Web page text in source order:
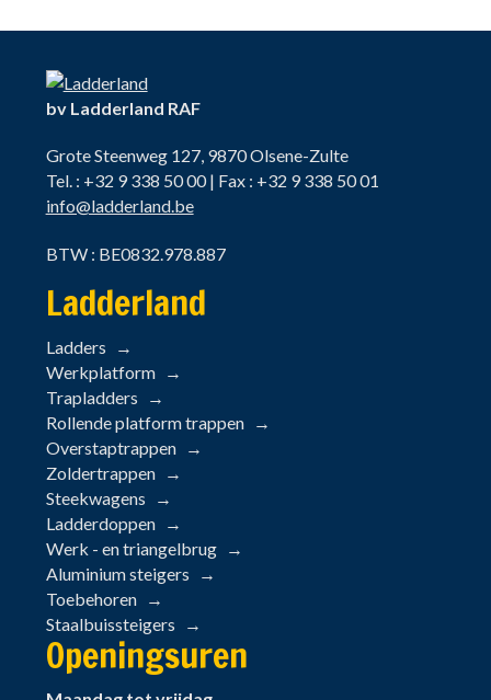
bv Ladderland RAF
Grote Steenweg 127, 9870 Olsene-Zulte
Tel. : +32 9 338 50 00 | Fax : +32 9 338 50 01
info@ladderland.be
BTW : BE0832.978.887
Ladderland
Ladders
Werkplatform
Trapladders
Rollende platform trappen
Overstaptrappen
Zoldertrappen
Steekwagens
Ladderdoppen
Werk - en triangelbrug
Aluminium steigers
Toebehoren
Staalbuissteigers
Openingsuren